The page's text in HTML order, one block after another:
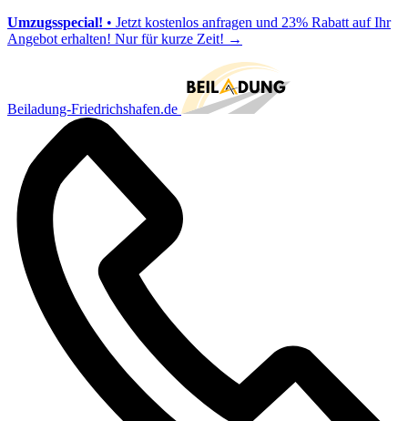
Umzugsspecial! • Jetzt kostenlos anfragen und 23% Rabatt auf Ihr
Angebot erhalten! Nur für kurze Zeit! →
Beiladung-Friedrichshafen.de